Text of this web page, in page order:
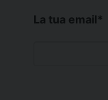
La tua email*